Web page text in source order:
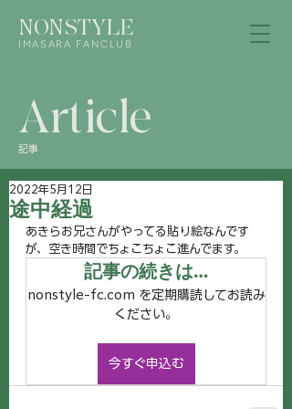
NONSTYLE
IMASARA FANCLUB
Article
記事
途中経過
2022年5月12日
あきらお兄さんがやってる貼り絵なんです
が、空き時間でちょこちょこ進んでます。
記事の続きは…
nonstyle-fc.com を定期購読してお読み
ください。
今すぐ申込む